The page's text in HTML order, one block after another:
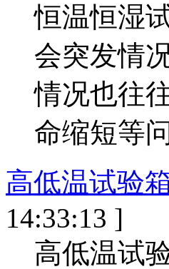
恒温恒湿
会突发情
情况也往
命缩短等
高低温试验
14:33:13 ]
高低温试